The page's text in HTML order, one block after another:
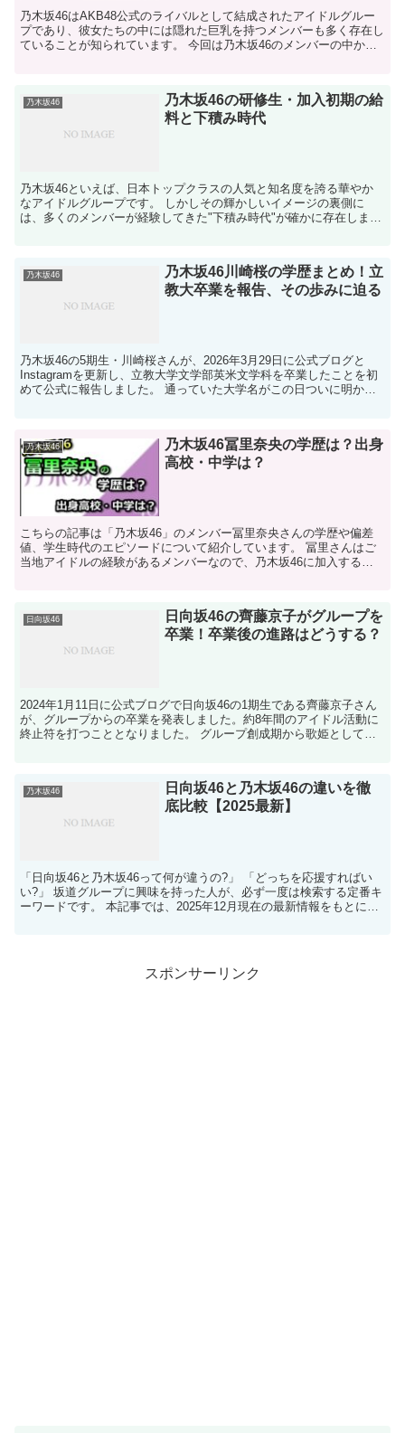
乃木坂46はAKB48公式のライバルとして結成されたアイドルグルー
プであり、彼女たちの中には隠れた巨乳を持つメンバーも多く存在し
ていることが知られています。 今回は乃木坂46のメンバーの中か
乃木坂46
乃木坂46の研修生・加入初期の給
料と下積み時代
乃木坂46といえば、日本トップクラスの人気と知名度を誇る華やか
なアイドルグループです。 しかしその輝かしいイメージの裏側に
は、多くのメンバーが経験してきた"下積み時代"が確かに存在しま
乃木坂46
乃木坂46川崎桜の学歴まとめ！立
教大卒業を報告、その歩みに迫る
乃木坂46の5期生・川崎桜さんが、2026年3月29日に公式ブログと
Instagramを更新し、立教大学文学部英米文学科を卒業したことを初
めて公式に報告しました。 通っていた大学名がこの日ついに明かさ
乃木坂46
乃木坂46冨里奈央の学歴は？出身
高校・中学は？
こちらの記事は「乃木坂46」のメンバー冨里奈央さんの学歴や偏差
値、学生時代のエピソードについて紹介しています。 冨里さんはご
当地アイドルの経験があるメンバーなので、乃木坂46に加入する前
日向坂46
日向坂46の齊藤京子がグループを
卒業！卒業後の進路はどうする？
2024年1月11日に公式ブログで日向坂46の1期生である齊藤京子さん
が、グループからの卒業を発表しました。約8年間のアイドル活動に
終止符を打つこととなりました。 グループ創成期から歌姫としてグ
乃木坂46
日向坂46と乃木坂46の違いを徹
底比較【2025最新】
「日向坂46と乃木坂46って何が違うの?」 「どっちを応援すればい
い?」 坂道グループに興味を持った人が、必ず一度は検索する定番キ
ーワードです。 本記事では、2025年12月現在の最新情報をもとに、
スポンサーリンク